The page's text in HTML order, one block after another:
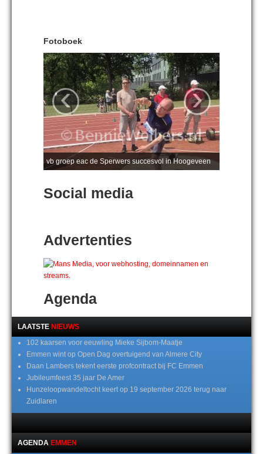
Fotoboek
vb groep eac de Sperwers succesvol in Hoogeveen
‹ ›
Social media
Advertenties
Agenda
LAATSTE NIEUWS
102 kaarsen voor eeuwling Mieke Sijbom-Maatje
Emmen wint op Open Dag overtuigend van Almere City
Daan Lambers tekent eerste profcontract bij FC Emmen
Jubileumfeest 35 jaar De Amer
Hunzeloopwandeltocht keert op 19 september 2026 terug naar
Zuidlaren
AGENDA EMMEN